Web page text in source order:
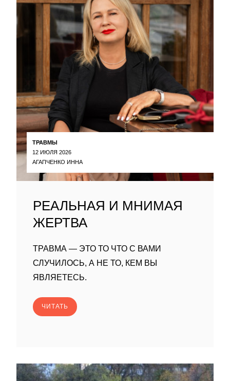
ТРАВМЫ
12 ИЮЛЯ 2026
АГАПЧЕНКО ИННА
РЕАЛЬНАЯ И МНИМАЯ
ЖЕРТВА
ТРАВМА — ЭТО ТО ЧТО С ВАМИ
СЛУЧИЛОСЬ, А НЕ ТО, КЕМ ВЫ
ЯВЛЯЕТЕСЬ.
ЧИТАТЬ